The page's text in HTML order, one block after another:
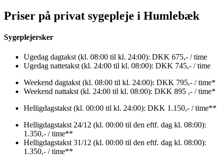
Priser på privat sygepleje i Humlebæk
Sygeplejersker
Ugedag dagtakst (kl. 08:00 til kl. 24:00): DKK 675,- / time
Ugedag nattetakst (kl. 24:00 til kl. 08:00): DKK 745,- / time
Weekend dagtakst (kl. 08:00 til kl. 24:00): DKK 795,- / time*
Weekend nattakst (kl. 24:00 til kl. 08:00): DKK 895 ,- / time*
Helligdagstakst (kl. 00:00 til kl. 24:00): DKK 1.150,- / time**
Helligdagstakst 24/12 (kl. 00:00 til den eftf. dag kl. 08:00):
1.350,- / time**
Helligdagstakst 31/12 (kl. 00:00 til den eftf. dag kl. 08:00):
1.350,- / time**